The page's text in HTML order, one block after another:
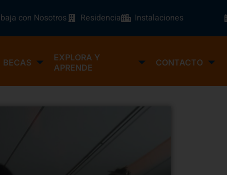
con Nosotros Residencia Instalaciones
BECAS
EXPLORA Y
APRENDE
CONTACTO